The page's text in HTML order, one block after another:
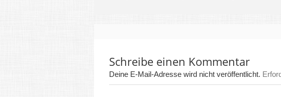
Schreibe einen Kommentar
Deine E-Mail-Adresse wird nicht veröffentlicht.